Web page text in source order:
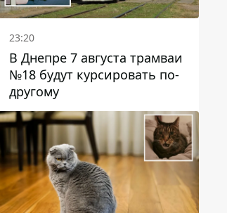
23:20
В Днепре 7 августа трамваи
№18 будут курсировать по-
другому